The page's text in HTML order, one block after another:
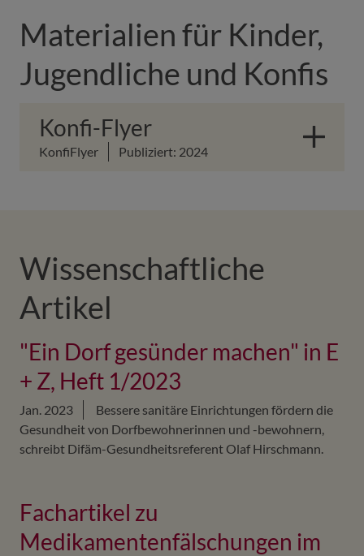
Materialien für Kinder,
Jugendliche und Konfis
Konfi-Flyer
KonfiFlyer Publiziert: 2024
Wissenschaftliche
Artikel
"Ein Dorf gesünder machen" in E
+ Z, Heft 1/2023
Jan. 2023
Bessere sanitäre Einrichtungen fördern die
Gesundheit von Dorfbewohnerinnen und -bewohnern,
schreibt Difäm-Gesundheitsreferent Olaf Hirschmann.
Fachartikel zu
Medikamentenfälschungen im